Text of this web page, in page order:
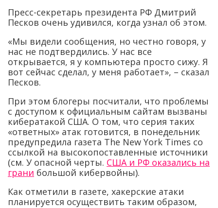
Пресс-секретарь президента РФ Дмитрий
Песков очень удивился, когда узнал об этом.
«Мы видели сообщения, но честно говоря, у
нас не подтвердились. У нас все
открывается, я у компьютера просто сижу. Я
вот сейчас сделал, у меня работает», – сказал
Песков.
При этом блогеры посчитали, что проблемы
с доступом к официальным сайтам вызваны
кибератакой США. О том, что серия таких
«ответных» атак готовится, в понедельник
предупредила газета The New York Times со
ссылкой на высокопоставленные источники
(см. У опасной черты. США и РФ оказались на
грани большой кибервойны).
Как отметили в газете, хакерские атаки
планируется осуществить таким образом,